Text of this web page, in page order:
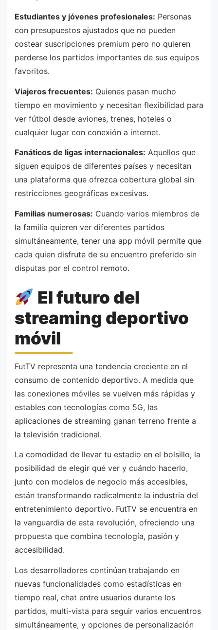
Estudiantes y jóvenes profesionales: Personas
con presupuestos ajustados que no pueden
costear suscripciones premium pero no quieren
perderse los partidos importantes de sus equipos
favoritos.
Viajeros frecuentes: Quienes pasan mucho
tiempo en movimiento y necesitan flexibilidad para
ver fútbol desde aviones, trenes, hoteles o
cualquier lugar con conexión a internet.
Fanáticos de ligas internacionales: Aquellos que
siguen equipos de diferentes países y necesitan
una plataforma que ofrezca cobertura global sin
restricciones geográficas excesivas.
Familias numerosas: Cuando varios miembros de
la familia quieren ver diferentes partidos
simultáneamente, tener una app móvil permite que
cada quien disfrute de su encuentro preferido sin
disputas por el control remoto.
El futuro del
streaming deportivo
móvil
FutTV representa una tendencia creciente en el
consumo de contenido deportivo. A medida que
las conexiones móviles se vuelven más rápidas y
estables con tecnologías como 5G, las
aplicaciones de streaming ganan terreno frente a
la televisión tradicional.
La comodidad de llevar tu estadio en el bolsillo, la
posibilidad de elegir qué ver y cuándo hacerlo,
junto con modelos de negocio más accesibles,
están transformando radicalmente la industria del
entretenimiento deportivo. FutTV se encuentra en
la vanguardia de esta revolución, ofreciendo una
propuesta que combina tecnología, pasión y
accesibilidad.
Los desarrolladores continúan trabajando en
nuevas funcionalidades como estadísticas en
tiempo real, chat entre usuarios durante los
partidos, multi-vista para seguir varios encuentros
simultáneamente, y opciones de personalización